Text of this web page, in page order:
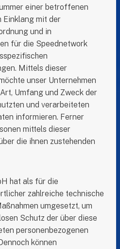
einer betroffenen
Einklang mit der
und in
für die Speednetwork
Mittels dieser
unser Unternehmen
Umfang und Zweck der
und verarbeiteten
informieren. Ferner
mittels dieser
die ihnen zustehenden
hat als für die
zahlreiche technische
umgesetzt, um
Schutz der über diese
personenbezogenen
können